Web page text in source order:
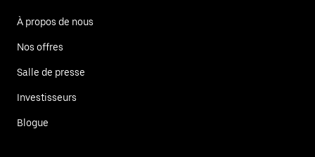
À propos de nous
Nos offres
Salle de presse
Investisseurs
Blogue